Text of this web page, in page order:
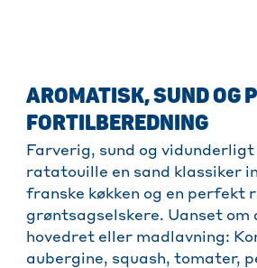
AROMATISK, SUND OG
FORTILBEREDNING
Farverig, sund og
ratatouille en sand klassiker
franske køkken og en perfekt
grøntsagselskere. Uanset om
hovedret eller madlavning:
aubergine, squash, tomater,